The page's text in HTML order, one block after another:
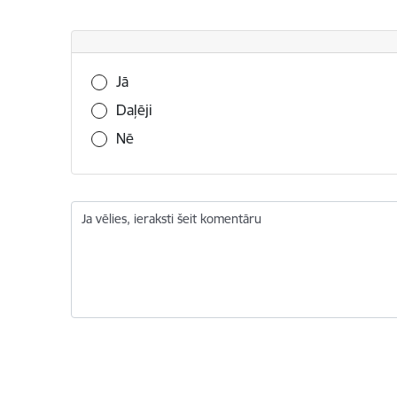
Vai šī informācija bija noderīga?
Jā
Daļēji
Nē
Ja vēlies, ieraksti šeit komentāru